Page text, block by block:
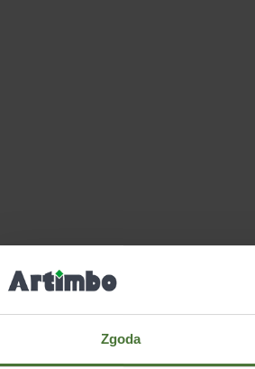
Zgoda